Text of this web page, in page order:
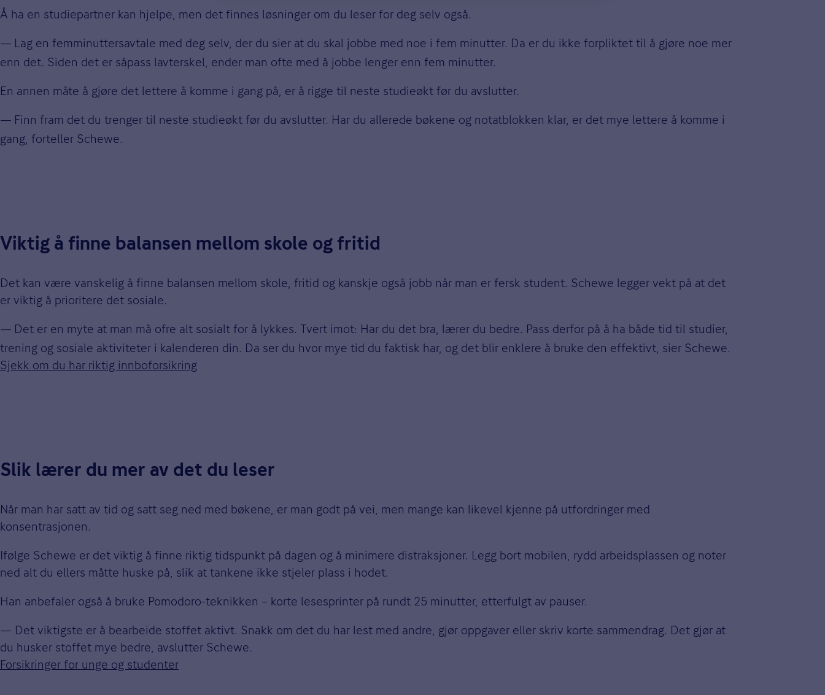
Å ha en studiepartner kan hjelpe, men det finnes løsninger om du leser for deg selv også.
— Lag en femminuttersavtale med deg selv, der du sier at du skal jobbe med noe i fem minutter. Da er du ikke forpliktet til å gjøre noe mer
enn det. Siden det er såpass lavterskel, ender man ofte med å jobbe lenger enn fem minutter.
En annen måte å gjøre det lettere å komme i gang på, er å rigge til neste studieøkt før du avslutter.
— Finn fram det du trenger til neste studieøkt før du avslutter. Har du allerede bøkene og notatblokken klar, er det mye lettere å komme i
gang, forteller Schewe.
Viktig å finne balansen mellom skole og fritid
Det kan være vanskelig å finne balansen mellom skole, fritid og kanskje også jobb når man er fersk student. Schewe legger vekt på at det
er viktig å prioritere det sosiale.
— Det er en myte at man må ofre alt sosialt for å lykkes. Tvert imot: Har du det bra, lærer du bedre. Pass derfor på å ha både tid til studier,
trening og sosiale aktiviteter i kalenderen din. Da ser du hvor mye tid du faktisk har, og det blir enklere å bruke den effektivt, sier Schewe.
Sjekk om du har riktig innboforsikring
Slik lærer du mer av det du leser
Når man har satt av tid og satt seg ned med bøkene, er man godt på vei, men mange kan likevel kjenne på utfordringer med
konsentrasjonen.
Ifølge Schewe er det viktig å finne riktig tidspunkt på dagen og å minimere distraksjoner. Legg bort mobilen, rydd arbeidsplassen og noter
ned alt du ellers måtte huske på, slik at tankene ikke stjeler plass i hodet.
Han anbefaler også å bruke Pomodoro-teknikken – korte lesesprinter på rundt 25 minutter, etterfulgt av pauser.
— Det viktigste er å bearbeide stoffet aktivt. Snakk om det du har lest med andre, gjør oppgaver eller skriv korte sammendrag. Det gjør at
du husker stoffet mye bedre, avslutter Schewe.
Forsikringer for unge og studenter